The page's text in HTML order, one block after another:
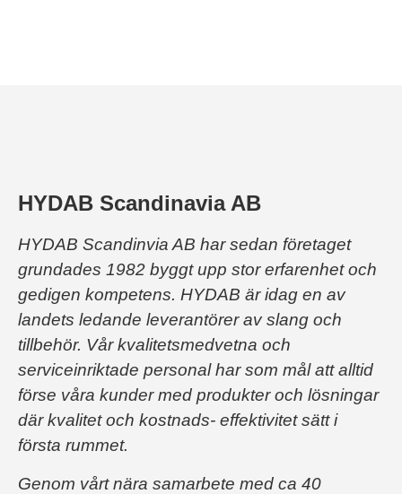
HYDAB Scandinavia AB
HYDAB Scandinvia AB har sedan företaget
grundades 1982 byggt upp stor erfarenhet och
gedigen kompetens. HYDAB är idag en av
landets ledande leverantörer av slang och
tillbehör. Vår kvalitetsmedvetna och
serviceinriktade personal har som mål att alltid
förse våra kunder med produkter och lösningar
där kvalitet och kostnads- effektivitet sätt i
första rummet.
Genom vårt nära samarbete med ca 40